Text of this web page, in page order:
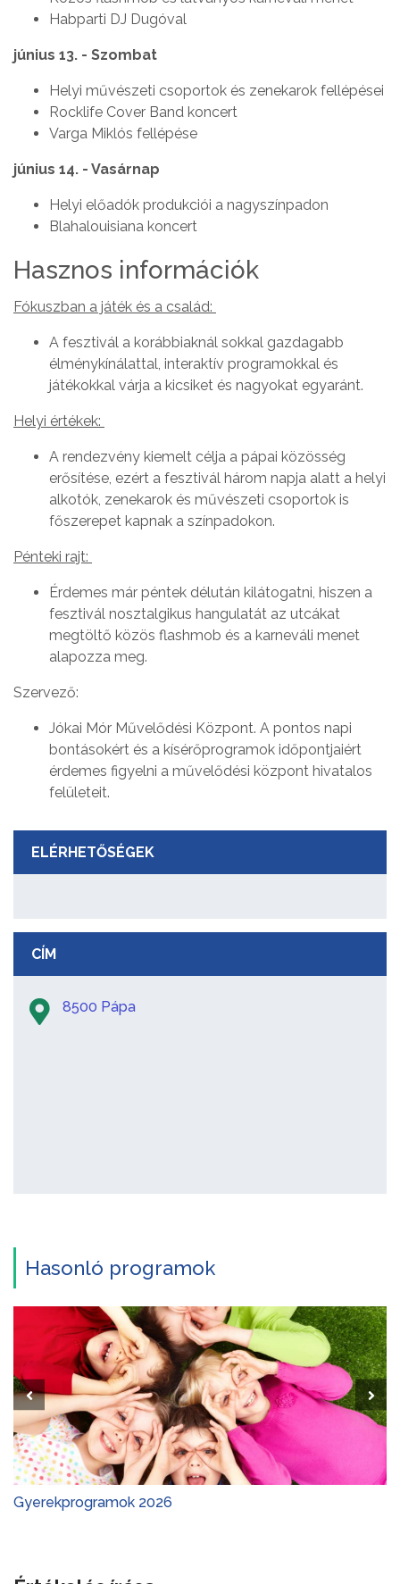
Habparti DJ Dugóval
június 13. - Szombat
Helyi művészeti csoportok és zenekarok fellépései
Rocklife Cover Band koncert
Varga Miklós fellépése
június 14. - Vasárnap
Helyi előadók produkciói a nagyszínpadon
Blahalouisiana koncert
Hasznos információk
Fókuszban a játék és a család:
A fesztivál a korábbiaknál sokkal gazdagabb
élménykínálattal, interaktív programokkal és
játékokkal várja a kicsiket és nagyokat egyaránt.
Helyi értékek:
A rendezvény kiemelt célja a pápai közösség
erősítése, ezért a fesztivál három napja alatt a helyi
alkotók, zenekarok és művészeti csoportok is
főszerepet kapnak a színpadokon.
Pénteki rajt:
Érdemes már péntek délután kilátogatni, hiszen a
fesztivál nosztalgikus hangulatát az utcákat
megtöltő közös flashmob és a karneváli menet
alapozza meg.
Szervező:
Jókai Mór Művelődési Központ. A pontos napi
bontásokért és a kísérőprogramok időpontjaiért
érdemes figyelni a művelődési központ hivatalos
felületeit.
ELÉRHETŐSÉGEK
CÍM
8500 Pápa
Hasonló programok
Gyerekprogramok 2026